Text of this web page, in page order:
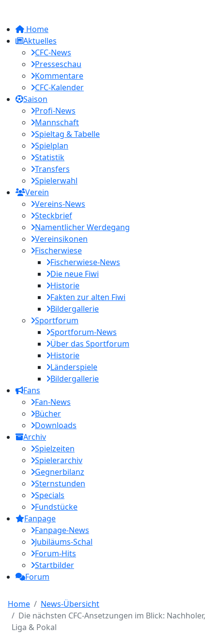
Home
Aktuelles
CFC-News
Presseschau
Kommentare
CFC-Kalender
Saison
Profi-News
Mannschaft
Spieltag & Tabelle
Spielplan
Statistik
Transfers
Spielerwahl
Verein
Vereins-News
Steckbrief
Namentlicher Werdegang
Vereinsikonen
Fischerwiese
Fischerwiese-News
Die neue Fiwi
Historie
Fakten zur alten Fiwi
Bildergallerie
Sportforum
Sportforum-News
Über das Sportforum
Historie
Länderspiele
Bildergallerie
Fans
Fan-News
Bücher
Downloads
Archiv
Spielzeiten
Spielerarchiv
Gegnerbilanz
Sternstunden
Specials
Fundstücke
Fanpage
Fanpage-News
Jubiläums-Schal
Forum-Hits
Startbilder
Forum
Home
News-Übersicht
Die nächsten CFC-Ansetzungen im Blick: Nachholer,
Liga & Pokal